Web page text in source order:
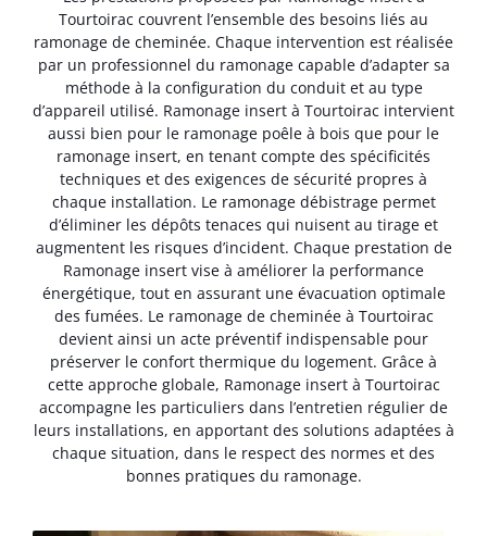
Tourtoirac couvrent l’ensemble des besoins liés au
ramonage de cheminée. Chaque intervention est réalisée
par un professionnel du ramonage capable d’adapter sa
méthode à la configuration du conduit et au type
d’appareil utilisé. Ramonage insert à Tourtoirac intervient
aussi bien pour le ramonage poêle à bois que pour le
ramonage insert, en tenant compte des spécificités
techniques et des exigences de sécurité propres à
chaque installation. Le ramonage débistrage permet
d’éliminer les dépôts tenaces qui nuisent au tirage et
augmentent les risques d’incident. Chaque prestation de
Ramonage insert vise à améliorer la performance
énergétique, tout en assurant une évacuation optimale
des fumées. Le ramonage de cheminée à Tourtoirac
devient ainsi un acte préventif indispensable pour
préserver le confort thermique du logement. Grâce à
cette approche globale, Ramonage insert à Tourtoirac
accompagne les particuliers dans l’entretien régulier de
leurs installations, en apportant des solutions adaptées à
chaque situation, dans le respect des normes et des
bonnes pratiques du ramonage.